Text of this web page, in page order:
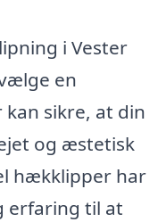
i Vester
en
sikre, at din
og æstetisk
hækklipper har
erfaring til at